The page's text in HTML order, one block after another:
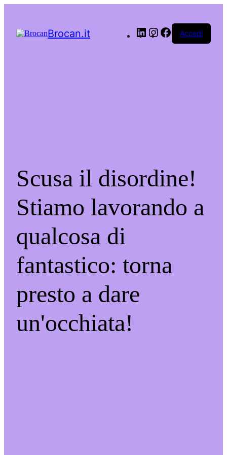
Brocan.it LinkedInInstagram
Facebook
Accedi
Scusa il disordine!
Stiamo lavorando a
qualcosa di
fantastico: torna
presto a dare
un'occhiata!